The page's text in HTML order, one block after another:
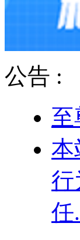
公告 :
至
本
行
任